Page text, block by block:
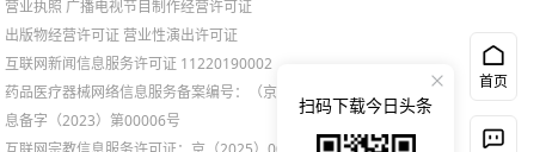
营业执照 广播电视节目制作经营许可证
出版物经营许可证 营业性演出许可证
互联网新闻信息服务许可证 11220190002
药品医疗器械网络信息服务备案编号：（京）网药械信
息备字（2023）第00006号
首页
扫码下载今日头条